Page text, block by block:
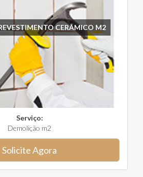
CERÂMICO M2
Serviço:
Demolição m2
Solicite Agora